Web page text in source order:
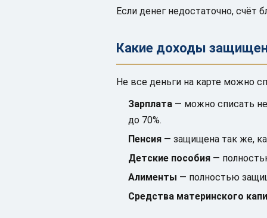
Если денег недостаточно, счёт
Какие доходы
Не все деньги на карте можно
Зарплата — можно списать
до 70%.
Пенсия — защищена так же,
Детские пособия —
Алименты — полностью
Средства материнского